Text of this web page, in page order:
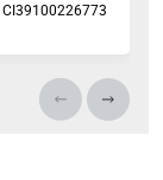
г.
СI39100226773